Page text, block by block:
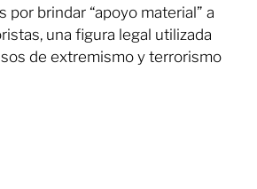
por brindar “apoyo material” a
una figura legal utilizada
de extremismo y terrorismo